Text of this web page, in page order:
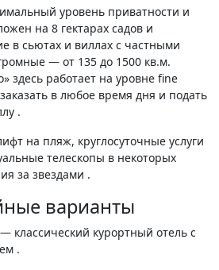
уровень приватности и
на 8 гектарах садов и
в сьютах и виллах с частными
— от 135 до 1500 кв.м.
здесь работает на уровне fine
в любое время дня и подать
.
на пляж, круглосуточные услуги
телескопы в некоторых
за звездами .
варианты
.